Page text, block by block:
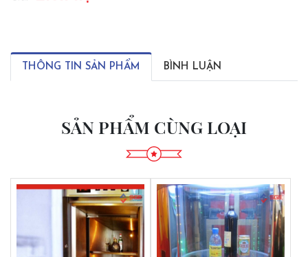
THÔNG TIN SẢN PHẨM BÌNH LUẬN
SẢN PHẨM CÙNG LOẠI